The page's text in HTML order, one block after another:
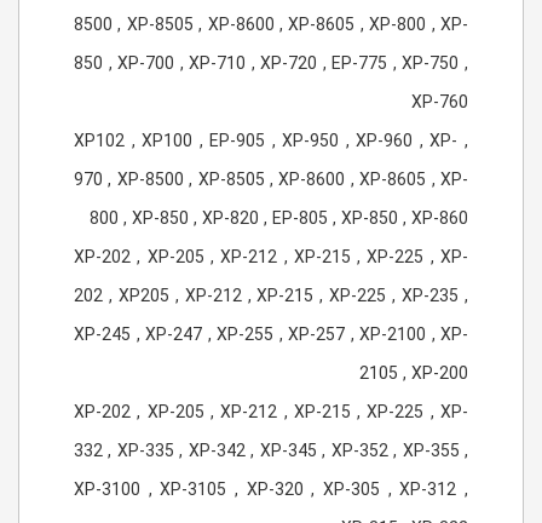
8500 , XP-8505 , XP-8600 , XP-8605 , XP-800 , XP-
850 , XP-700 , XP-710 , XP-720 , EP-775 , XP-750 ,
XP-760
, XP102 , XP100 , EP-905 , XP-950 , XP-960 , XP-
970 , XP-8500 , XP-8505 , XP-8600 , XP-8605 , XP-
800 , XP-850 , XP-820 , EP-805 , XP-850 , XP-860
XP-202 , XP-205 , XP-212 , XP-215 , XP-225 , XP-
202 , XP205 , XP-212 , XP-215 , XP-225 , XP-235 ,
XP-245 , XP-247 , XP-255 , XP-257 , XP-2100 , XP-
2105 , XP-200
XP-202 , XP-205 , XP-212 , XP-215 , XP-225 , XP-
332 , XP-335 , XP-342 , XP-345 , XP-352 , XP-355 ,
XP-3100 , XP-3105 , XP-320 , XP-305 , XP-312 ,